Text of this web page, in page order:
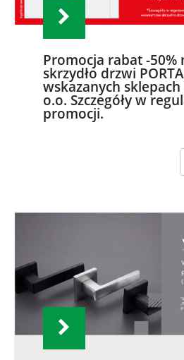
Promocja rabat -50%
skrzydło drzwi
wskazanych sklepach
o.o. Szczegóły w
promocji.